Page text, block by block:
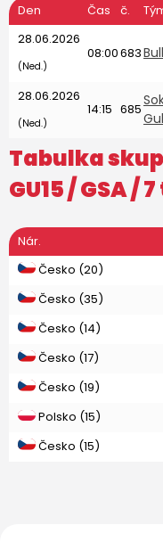
Den Čas č.
28.06.2026
(Ned.)
08:00683
28.06.2026
(Ned.)
14:15 685
Tabulka
GU15/ GSA /
Nár.
Česko (20)
Česko (35)
Česko (14)
Česko (17)
Česko (19)
Polsko (15)
Česko (15)